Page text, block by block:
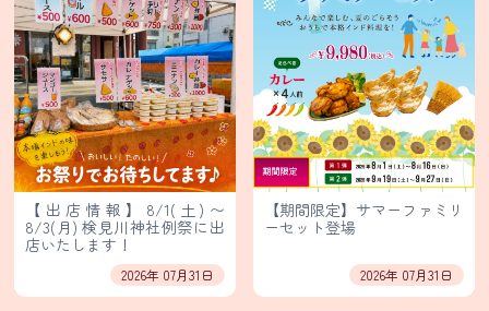
売
個
人
情
報
保
方
針・
【出店情報】8/1(土)〜
8/3(月) 検見川神社例祭に出
店いたします！
2026年 07月31日
【期間限定】サマーファミリ
ーセット登場
2026年 07月31日